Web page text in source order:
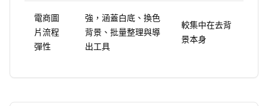
電商圖
片流程
彈性
強，涵蓋白底、換色
背景、批量整理與導
出工具
較集中在去背
景本身